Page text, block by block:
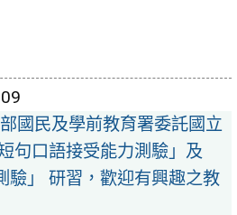
國民及學前教育署委託國立
句口語接受能力測驗」及
驗」 研習，歡迎有興趣之教